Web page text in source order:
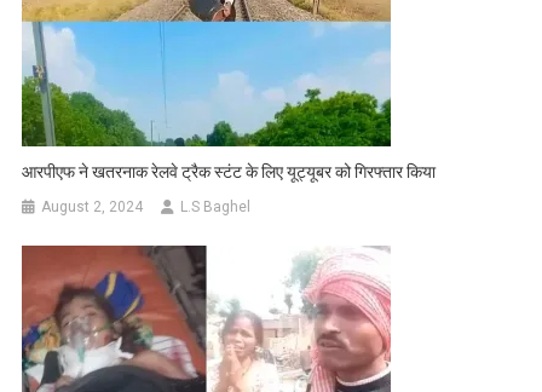
आरपीएफ ने खतरनाक रेलवे ट्रैक स्टंट के लिए यूट्यूबर को गिरफ्तार किया
August 2, 2024 L.S Baghel